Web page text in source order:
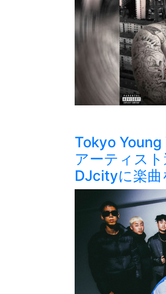
Tokyo
アーティス
DJcityに楽曲